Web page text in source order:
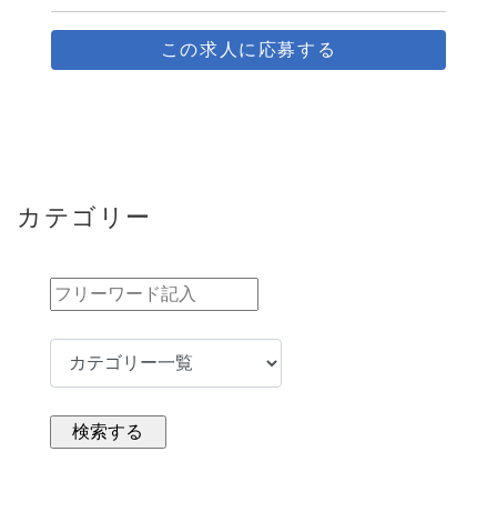
この求人に応募する
カテゴリー